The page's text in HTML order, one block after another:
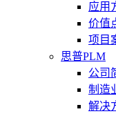
应用
价值
项目
思普PLM
公司
制造
解决